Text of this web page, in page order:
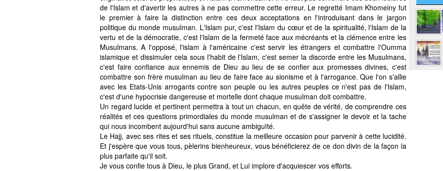
de l'Islam et d'avertir les autres à ne pas commettre cette erreur. Le regretté Imam Khomeiny fut
le premier à faire la distinction entre ces deux acceptations en l'introduisant dans le jargon
politique du monde musulman. L'Islam pur, c'est l'Islam du cœur et de la spiritualité, l'Islam de la
vertu et de la démocratie, c'est l'Islam de la fermeté face aux mécréants et la clémence entre les
Musulmans. A l'opposé, l'islam à l'américaine c'est servir les étrangers et combattre l'Oumma
islamique et dissimuler cela sous l'habit de l'Islam, c'est semer la discorde entre les Musulmans,
c'est faire confiance aux ennemis de Dieu au lieu de se confier aux promesses divines, c'est
combattre son frère musulman au lieu de faire face au sionisme et à l'arrogance. Que l'on s'allie
avec les Etats-Unis arrogants contre son peuple ou les autres peuples ce n'est pas de l'Islam,
c'est d'une hypocrisie dangereuse et mortelle dont chaque musulman doit combattre.
Un regard lucide et pertinent permettra à tout un chacun, en quête de vérité, de comprendre ces
réalités et ces questions primordiales du monde musulman et de s'assigner le devoir et la tache
qui nous incombent aujourd'hui sans aucune ambiguïté.
Le Hajj, avec ses rites et ses rituels, constitue la meilleure occasion pour parvenir à cette lucidité.
Et j'espère que vous tous, pèlerins bienheureux, vous bénéficierez de ce don divin de la façon la
plus parfaite qu'il soit.
Je vous confie tous à Dieu, le plus Grand, et Lui implore d'acquiescer vos efforts.